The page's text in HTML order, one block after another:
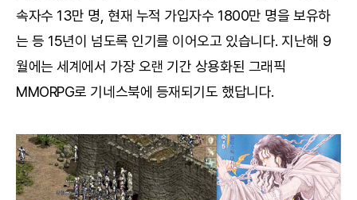
속자수 13만 명, 현재 누적 가입자수 1800만 명을 보유하
는 등 15년이 넘도록 인기를 이어오고 있습니다. 지난해 9
월에는 세계에서 가장 오랜 기간 상용화된 그래픽
MMORPG로 기네스북에 등재되기도 했답니다.